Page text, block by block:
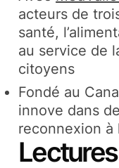
acteurs de
santé,
au service de
citoyens
Fondé au
innove dans
reconnexion à